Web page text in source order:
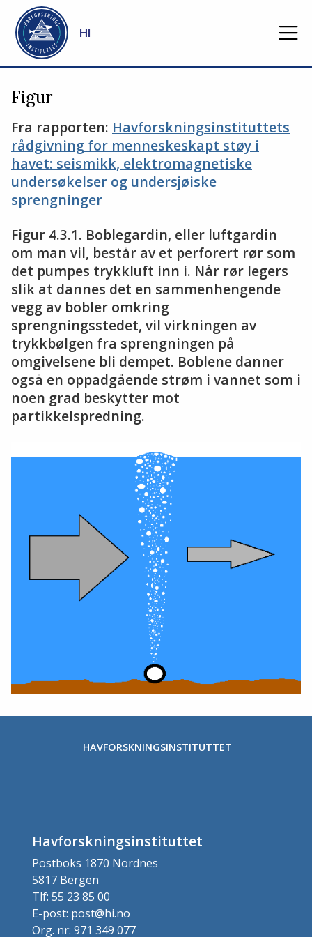
Gå til hovedinnhold
HI
Figur
Fra rapporten: Havforskningsinstituttets
rådgivning for menneskeskapt støy i
havet: seismikk, elektromagnetiske
undersøkelser og undersjøiske
sprengninger
Figur 4.3.1. Boblegardin, eller luftgardin
om man vil, består av et perforert rør som
det pumpes trykkluft inn i. Når rør legers
slik at dannes det en sammenhengende
vegg av bobler omkring
sprengningsstedet, vil virkningen av
trykkbølgen fra sprengningen på
omgivelsene bli dempet. Boblene danner
også en oppadgående strøm i vannet som i
noen grad beskytter mot
partikkelspredning.
HAVFORSKNINGSINSTITUTTET
Havforskningsinstituttet
Postboks 1870 Nordnes
5817 Bergen
Tlf: 55 23 85 00
E-post: post@hi.no
Org. nr: 971 349 077